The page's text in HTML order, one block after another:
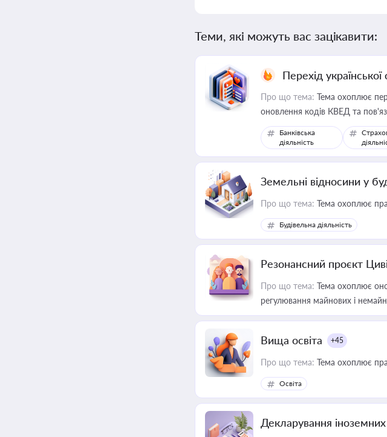
Теми, які можуть вас зацікавити:
Перехід
Про що тема: Тема охоплює
оновлення кодів КВЕД та
Банківська
діяльність
Земельні відносини у
Про що тема: Тема охоплює
Будівельна діяльність
Резонансний проєкт
Про що тема: Тема охоплює
регулювання майнових і
Вища освіта +45
Про що тема: Тема охоплює
Освіта
Декларування